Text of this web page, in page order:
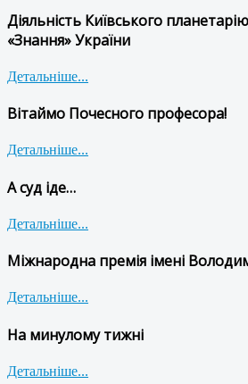
Діяльність Київського
«Знання» України
Детальніше...
Вітаймо Почесного професора!
Детальніше...
А суд іде…
Детальніше...
Міжнародна премія імені
Детальніше...
На минулому тижні
Детальніше...